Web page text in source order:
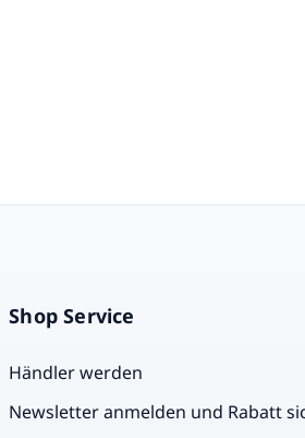
Shop Service
Händler werden
Newsletter anmelden und Rabatt